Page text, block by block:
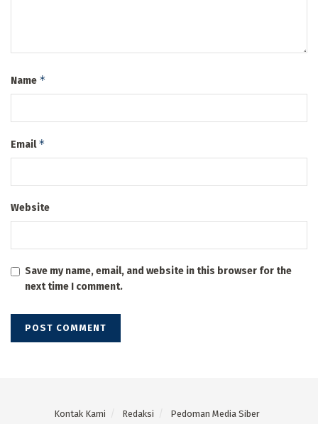
Name *
Email*
Website
Save my name, email, and website in this browser for the
next time I comment.
Kontak Kami Redaksi Pedoman Media Siber